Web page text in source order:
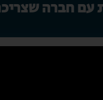
עם חברה